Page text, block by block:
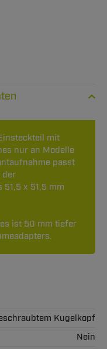
mit
nur an Modelle
passt
der
x 51,5 mm
ist 50 mm tiefer
Kugelkopf
Nein